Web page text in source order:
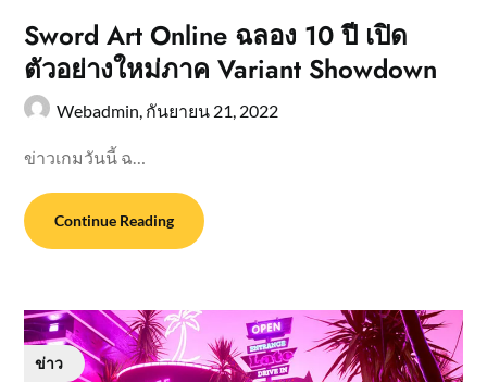
Sword Art Online ฉลอง 10 ปี เปิด
ตัวอย่างใหม่ภาค Variant Showdown
Webadmin, กันยายน 21, 2022
ข่าวเกมวันนี้ ฉ…
Continue Reading
ข่าว